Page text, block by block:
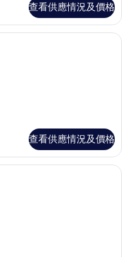
查看供應情況及價格
查看供應情況及價格